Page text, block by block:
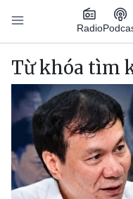
Nhảy đến nội dung
Radio
Main
Từ khóa tìm